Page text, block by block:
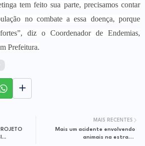
tem feito sua parte, precisamos contar
no combate a essa doença, porque
diz o Coordenador de Endemias,
Prefeitura.
MAIS RECENTES
Mais um acidente envolvendo
animais na estrada